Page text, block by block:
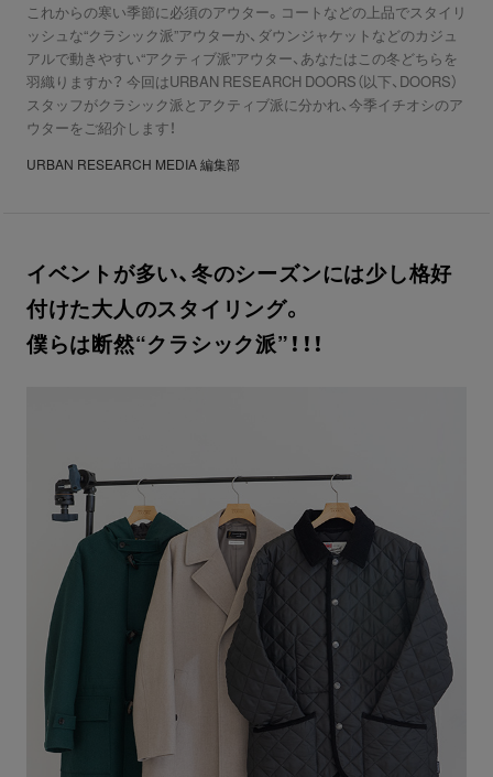
これからの寒い季節に必須のアウター。コートなどの上品でスタイリ
ッシュな“クラシック派”アウターか、ダウンジャケットなどのカジュ
アルで動きやすい“アクティブ派”アウター、あなたはこの冬どちらを
羽織りますか？ 今回はURBAN RESEARCH DOORS（以下、DOORS）
スタッフがクラシック派とアクティブ派に分かれ、今季イチオシのア
ウターをご紹介します！
URBAN RESEARCH MEDIA 編集部
イベントが多い、冬のシーズンには少し格好
付けた大人のスタイリング。
僕らは断然“クラシック派”！！！